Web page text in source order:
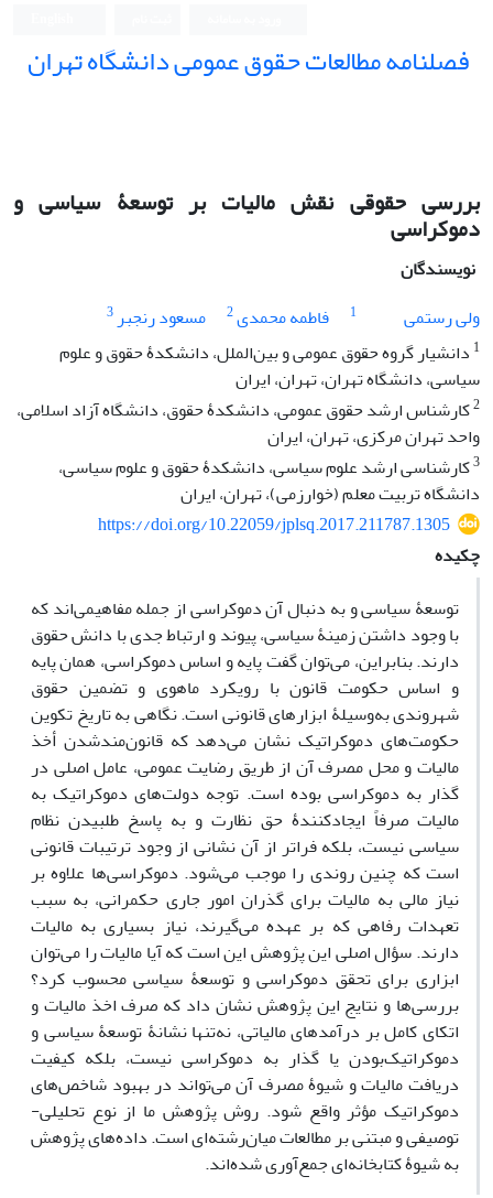
فصلنامه مطالعات حقوق عمومی دانشگاه تهران
بررسی حقوقی نقش مالیات بر توسعۀ سیاسی و
دموکراسی
نویسندگان
ولی رستمی
1 فاطمه محمدی2 مسعود رنجبر3
1 دانشیار گروه حقوق عمومی و بین‌الملل، دانشکدۀ حقوق و علوم
سیاسی، دانشگاه تهران، تهران، ایران
2کارشناس ارشد حقوق عمومی، دانشکدۀ حقوق، دانشگاه آزاد اسلامی،
واحد تهران مرکزی، تهران، ایران
3کارشناسی ارشد علوم سیاسی، دانشکدۀ حقوق و علوم سیاسی،
دانشگاه تربیت معلم (خوارزمی)، تهران، ایران
https://doi.org/10.22059/jplsq.2017.211787.1305
چکیده
توسعۀ سیاسی و به دنبال آن دموکراسی از جمله مفاهیمی‌اند که
با وجود داشتن زمینۀ سیاسی، پیوند و ارتباط جدی با دانش حقوق
دارند. بنابراین، می‌توان گفت پایه و اساس دموکراسی، همان پایه
و اساس حکومت قانون با رویکرد ماهوی و تضمین حقوق
شهروندی به‌وسیلۀ ابزارهای قانونی است. نگاهی به تاریخ تکوین
حکومت‌های دموکراتیک نشان می‌دهد که قانون‌مندشدن أخذ‌‌
مالیات و محل مصرف آن از طریق رضایت عمومی، عامل اصلی در
گذار به دموکراسی بوده است. توجه دولت‌های دموکراتیک به
مالیات صرفاً ایجادکنندۀ حق نظارت و به پاسخ طلبیدن نظام
سیاسی نیست، بلکه فراتر از آن نشانی از وجود ترتیبات قانونی
است که چنین روندی را موجب می‌شود. دموکراسی‌ها علاوه بر
نیاز مالی به مالیات برای گذران امور جاری حکمرانی، به سبب
تعهدات رفاهی که بر عهده می‌گیرند، نیاز بسیاری به مالیات
دارند. سؤال اصلی این پژوهش این است که آیا مالیات را می‌توان
ابزاری برای تحقق دموکراسی و توسعۀ سیاسی محسوب کرد؟
بررسی‌ها و نتایج این پژوهش نشان داد که صرف اخذ مالیات و
اتکای کامل بر درآمدهای مالیاتی، نه‌تنها نشانۀ توسعۀ سیاسی و
دموکراتیک‌بودن یا گذار به دموکراسی نیست، بلکه کیفیت
دریافت مالیات و شیوۀ مصرف آن می‌تواند در بهبود شاخص‌های
دموکراتیک مؤثر واقع شود. روش پژوهش ما از نوع تحلیلی-
توصیفی و مبتنی بر مطالعات میان‌رشته‌ای است. داده‌های پژوهش
به شیوۀ کتابخانه‌ای جمع‌آوری شده‌اند.